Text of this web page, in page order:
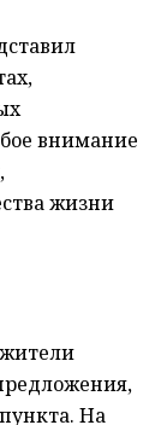
внимание
жизни
На